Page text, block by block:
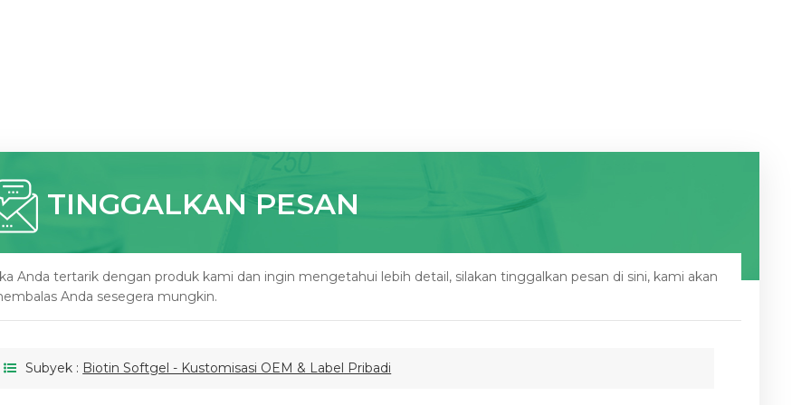
TINGGALKAN PESAN
Anda tertarik dengan produk kami dan ingin mengetahui lebih detail, silakan tinggalkan pesan di sini, kami akan
Anda sesegera mungkin.
Subyek : Biotin Softgel - Kustomisasi OEM & Label Pribadi